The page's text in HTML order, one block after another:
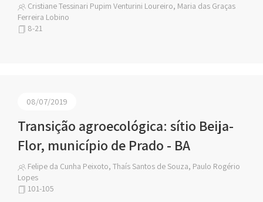
Cristiane Tessinari Pupim Venturini Loureiro, Maria das Graças
Ferreira Lobino
8-21
08/07/2019
Transição agroecológica: sítio Beija-
Flor, município de Prado - BA
Felipe da Cunha Peixoto, Thaís Santos de Souza, Paulo Rogério
Lopes
101-105